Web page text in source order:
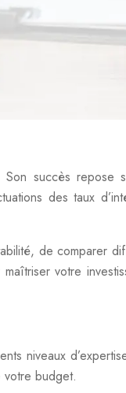
Son succès repose
des taux
de comparer
votre
niveaux
budget.